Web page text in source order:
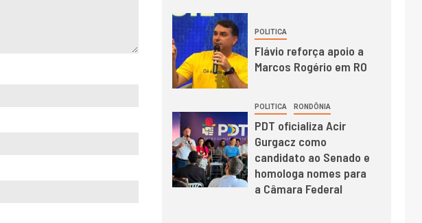
POLITICA
Flávio reforça apoio a
Marcos Rogério em RO
POLITICA RONDÔNIA
PDT oficializa Acir
Gurgacz como
candidato ao Senado e
homologa nomes para
a Câmara Federal